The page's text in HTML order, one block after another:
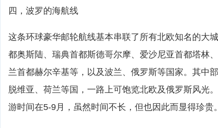
四，波罗的海航线
这条环球豪华邮轮航线基本串联了所有北欧知名的大
都奥斯陆、瑞典首都斯德哥尔摩、爱沙尼亚首都塔林
兰首都赫尔辛基等，以及波兰、俄罗斯等国家。其中
脱维亚、荷兰等国，一路上可饱览北欧及俄罗斯风光
游时间在5-9月，虽然时间不长，但也因此而显得珍贵